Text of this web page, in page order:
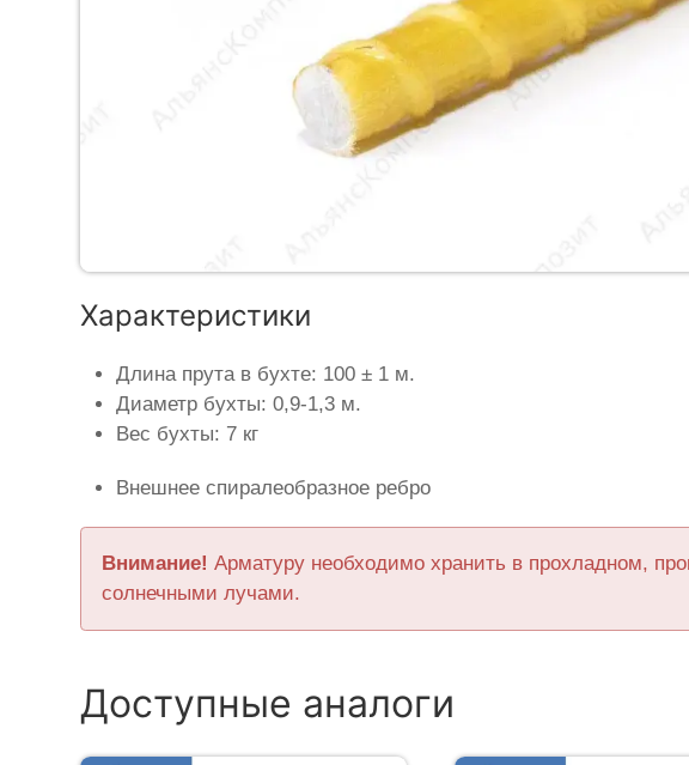
Характеристики
Длина прута в бухте: 100 ± 1 м.
Диаметр бухты: 0,9-1,3 м.
Вес бухты: 7 кг
Внешнее спиралеобразное ребро
Внимание! Арматуру необходимо хранить в прохладном,
солнечными лучами.
Доступные аналоги